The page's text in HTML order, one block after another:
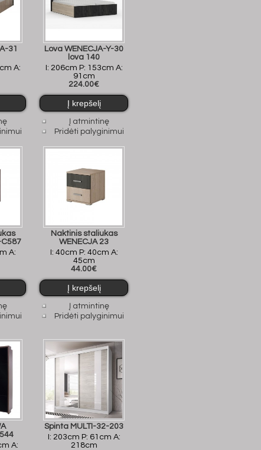
31
A:
Lova WENECJA-Y-30
lova 140
I: 206cm P: 153cm A:
91cm
224.00€
Į atmintinę
Pridėti palyginimui
A:
Naktinis staliukas
WENECJA 23
I: 40cm P: 40cm A:
45cm
44.00€
Į atmintinę
Pridėti palyginimui
A:
Spinta MULTI-32-203
I: 203cm P: 61cm A:
218cm